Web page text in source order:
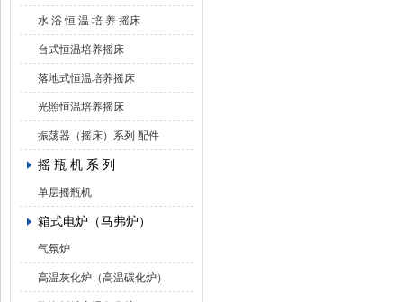
水 浴 恒 温 培 养 摇床
台式恒温培养摇床
落地式恒温培养摇床
光照恒温培养摇床
振荡器（摇床）系列 配件
摇 瓶 机 系 列
单层摇瓶机
箱式电炉（马弗炉）
气氛炉
高温灰化炉（高温碳化炉）